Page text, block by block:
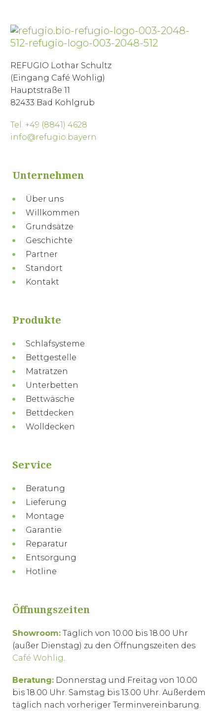
REFUGIO Lothar Schultz
(Eingang Café Wohlig)
Hauptstraße 11
82433 Bad Kohlgrub
Tel. +49 (8841) 4628
info@refugio.bayern
Unternehmen
Über uns
Willkommen
Grundsätze
Geschichte
Partner
Standort
Kontakt
Produkte
Schlafsysteme
Bettgestelle
Matratzen
Unterbetten
Bettwäsche
Bettdecken
Wolldecken
Service
Beratung
Lieferung
Montage
Garantie
Reparatur
Entsorgung
Hotline
Öffnungszeiten
Showroom: Täglich von 10.00 bis 18.00 Uhr
(außer Dienstag) zu den Öffnungszeiten des
Café Wohlig.
Beratung: Donnerstag und Freitag von 10.00
bis 18.00 Uhr. Samstag bis 13.00 Uhr. Außerdem
täglich nach vorheriger Terminvereinbarung.